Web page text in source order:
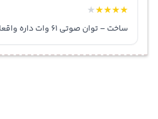
★
★
★
★
★
ساخت – توان صوتی 61 وات داره واقعا؟ چه خوووب